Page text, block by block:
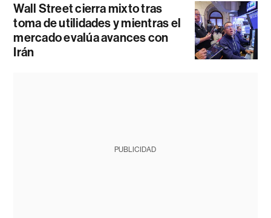
Wall Street cierra mixto tras
toma de utilidades y mientras el
mercado evalúa avances con
Irán
PUBLICIDAD